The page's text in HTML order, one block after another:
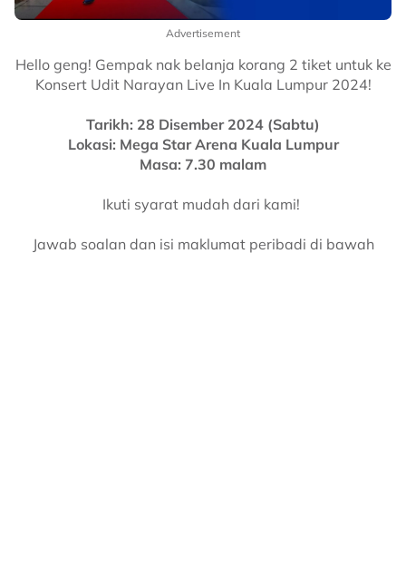
Advertisement
Hello geng! Gempak nak belanja korang 2 tiket untuk ke
Konsert Udit Narayan Live In Kuala Lumpur 2024!
Tarikh: 28 Disember 2024 (Sabtu)
Lokasi: Mega Star Arena Kuala Lumpur
Masa: 7.30 malam
Ikuti syarat mudah dari kami!
Jawab soalan dan isi maklumat peribadi di bawah